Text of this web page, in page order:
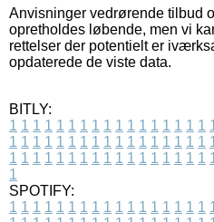
Anvisninger vedrørende tilbud
opretholdes løbende, men vi
rettelser der potentielt er
opdaterede de viste data.
BITLY:
1 1 1 1 1 1 1 1 1 1 1 1 1 1 1 1 1
1 1 1 1 1 1 1 1 1 1 1 1 1 1 1 1 1
1 1 1 1 1 1 1 1 1 1 1 1 1 1 1 1 1
1
SPOTIFY:
1 1 1 1 1 1 1 1 1 1 1 1 1 1 1 1 1